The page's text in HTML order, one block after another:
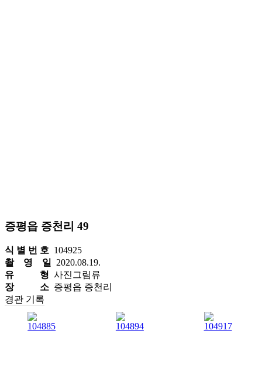
증평읍 증천리 49
식 별 번 호 104925
촬 영 일
2020.08.19.
유 형 사진그림류
장 소 증평읍 증천리
경관 기록